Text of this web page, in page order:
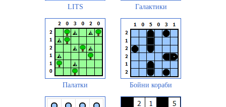
LITS Галактики
Палатки Бойни кораби